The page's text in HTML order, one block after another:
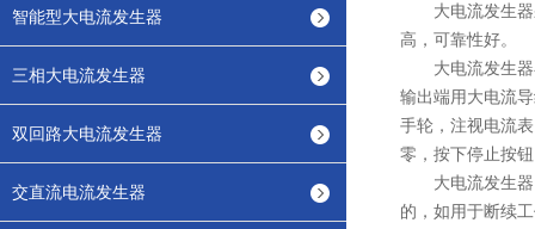
智能型大电流发生器
三相大电流发生器
双回路大电流发生器
交直流电流发生器
大电流发生器
高，可靠性好。
大电流发生器
输出端用大电流
手轮，注视电流
零，按下停止按
大电流发生器
的，如用于断续